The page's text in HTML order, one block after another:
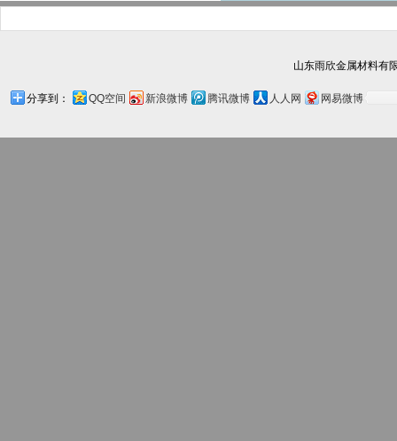
山东雨欣金属材料有
分享到： QQ空间 新浪微博 腾讯微博 人人网 网易微博